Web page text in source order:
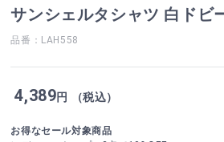
サンシェルタシャツ 白ドビ
品番：LAH558
4,389円 （税込）
お得なセール対象商品